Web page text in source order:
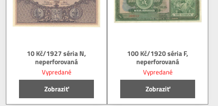
10 Kč/1927 séria N,
neperforovaná
Vypredané
Zobraziť
100 Kč/1920 séria F,
neperforovaná
Vypredané
Zobraziť